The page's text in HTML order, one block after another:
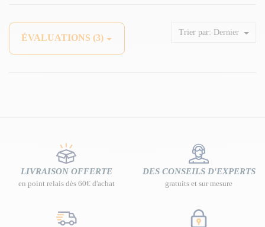
ÉVALUATIONS (3)
Trier par: Dernier
LIVRAISON OFFERTE
en point relais dès 60€ d'achat
DES CONSEILS D'EXPERTS
gratuits et sur mesure